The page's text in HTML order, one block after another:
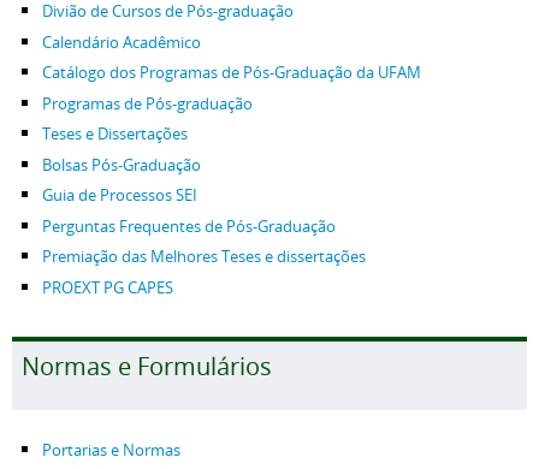
Divião de Cursos de Pós-graduação
Calendário Acadêmico
Catálogo dos Programas de Pós-Graduação da UFAM
Programas de Pós-graduação
Teses e Dissertações
Bolsas Pós-Graduação
Guia de Processos SEI
Perguntas Frequentes de Pós-Graduação
Premiação das Melhores Teses e dissertações
PROEXT PG CAPES
Normas e Formulários
Portarias e Normas